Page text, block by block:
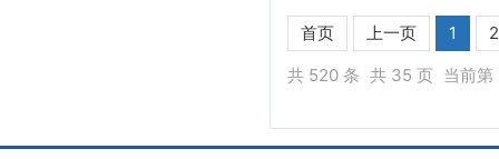
首页 上一页 1
2
共 520 条 共 35 页 当前第